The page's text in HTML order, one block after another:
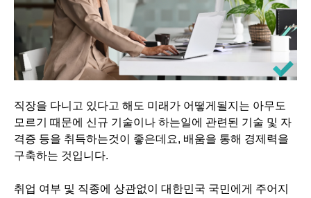
직장을 다니고 있다고 해도 미래가 어떻게될지는 아무도
모르기 때문에 신규 기술이나 하는일에 관련된 기술 및 자
격증 등을 취득하는것이 좋은데요, 배움을 통해 경제력을
구축하는 것입니다.
취업 여부 및 직종에 상관없이 대한민국 국민에게 주어지